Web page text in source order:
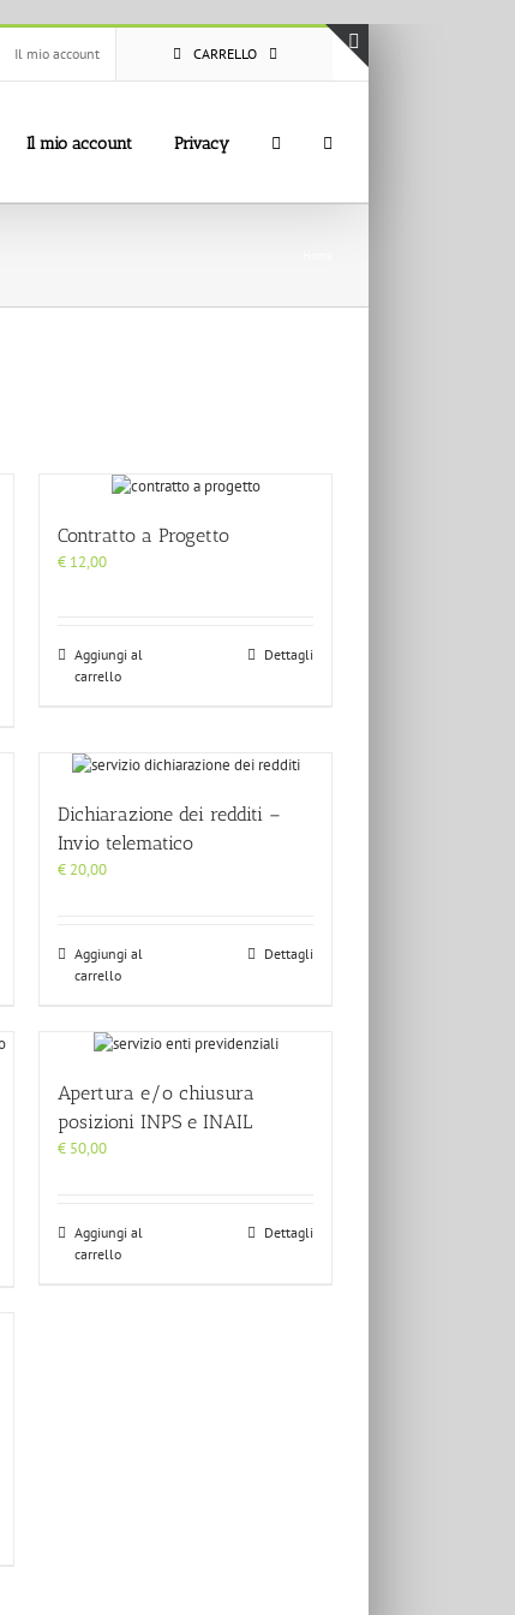
Il mio account CARRELLO
Il mio account Privacy
Contratto a Progetto
€ 12,00
Aggiungi al
carrello
Dettagli
Dichiarazione dei redditi –
Invio telematico
€ 20,00
Aggiungi al
carrello
Dettagli
Apertura e/o chiusura
posizioni INPS e INAIL
€ 50,00
Aggiungi al
carrello
Dettagli
Toggle